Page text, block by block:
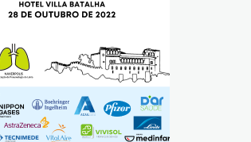
de Estudos Défice de Alfa-1 Antitripsina